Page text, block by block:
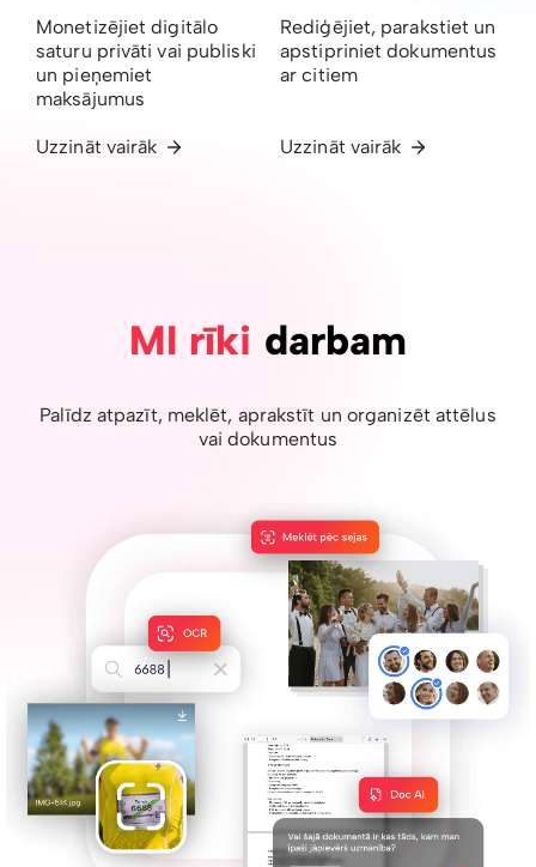
Monetizējiet digitālo
saturu privāti vai publiski
un pieņemiet
maksājumus
Uzzināt vairāk
Rediģējiet, parakstiet un
apstipriniet dokumentus
ar citiem
Uzzināt vairāk
MI rīki darbam
Palīdz atpazīt, meklēt, aprakstīt un organizēt attēlus
vai dokumentus